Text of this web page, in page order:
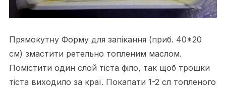
Прямокутну Форму для запікання (приб. 40*20
см) змастити ретельно топленим маслом.
Помістити один слой тіста філо, так щоб трошки
тіста виходило за краї. Покапати 1-2 сл топленого